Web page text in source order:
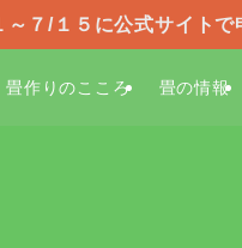
７/１５に公式サイト
畳作りのこころ 畳の情報